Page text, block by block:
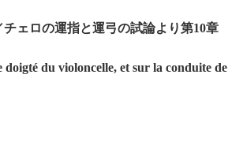
ェロの運指と運弓の試論より第10章
du violoncelle, et sur la conduite de